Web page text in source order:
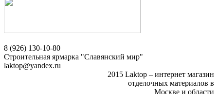
8 (926) 130-10-80
Строительная ярмарка "Славянский мир"
laktop@yandex.ru
2015 Laktop – интернет магазин
отделочных материалов в
Москве и области